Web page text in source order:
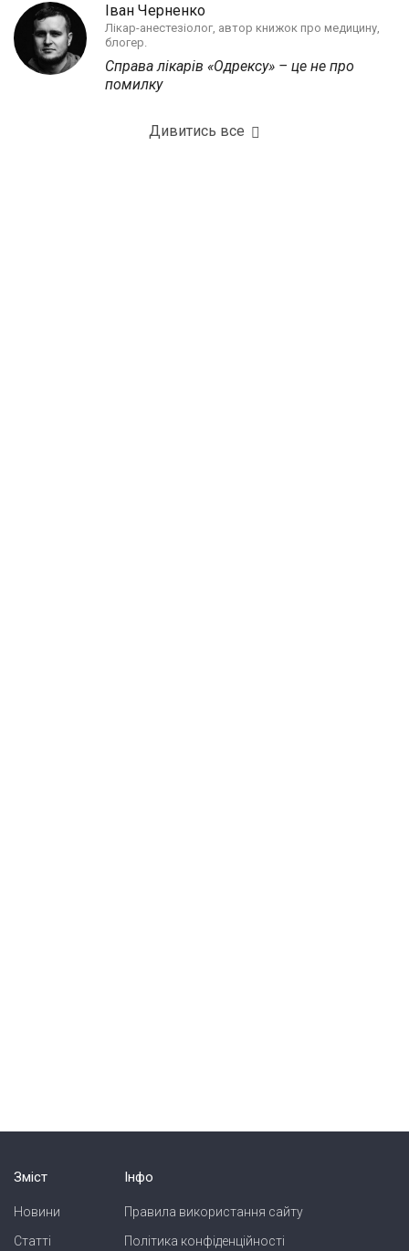
Іван Черненко
Лікар-анестезіолог, автор книжок про медицину,
блогер.
Справа лікарів «Одрексу» – це не про
помилку
Дивитись все
Зміст
Новини
Статті
Інфо
Правила використання сайту
Політика конфіденційності